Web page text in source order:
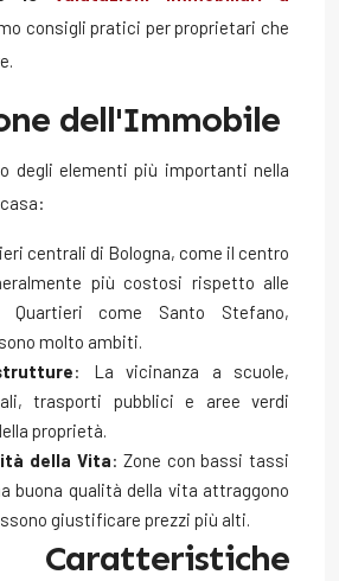
consigli pratici per proprietari che
dell'Immobile
degli elementi più importanti nella
centrali di Bologna, come il centro
più costosi rispetto alle
Quartieri come Santo Stefano,
molto ambiti.
: La vicinanza a scuole,
trasporti pubblici e aree verdi
proprietà.
della Vita: Zone con bassi tassi
buona qualità della vita attraggono
giustificare prezzi più alti.